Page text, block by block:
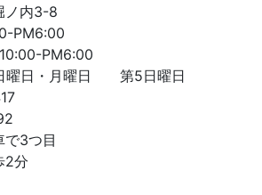
ノ内3-8
PM6:00
PM6:00
曜日・月曜日 第5日曜日
で3つ目
2分